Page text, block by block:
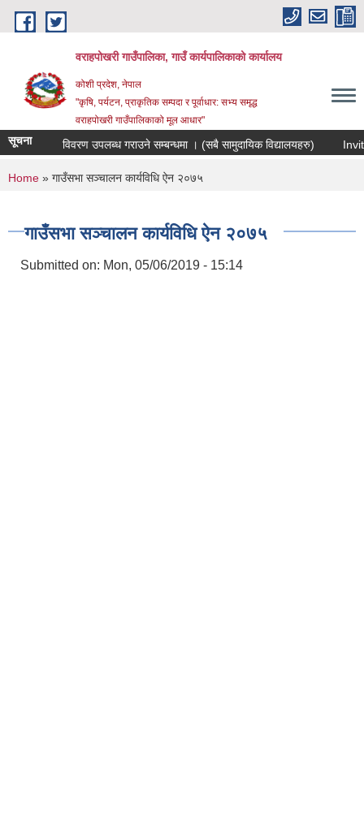
Skip to main content
वराहपोखरी गाउँपालिका, गाउँ कार्यपालिकाको कार्यालय
कोशी प्रदेश, नेपाल
"कृषि, पर्यटन, प्राकृतिक सम्पदा र पूर्वाधार: सभ्य समृद्ध
वराहपोखरी गाउँपालिकाको मूल आधार"
सूचना विवरण उपलब्ध गराउने सम्बन्धमा । (सबै सामुदायिक विद्यालयहरु)
You are here
Home » गाउँसभा सञ्चालन कार्यविधि ऐन २०७५
गाउँसभा सञ्चालन कार्यविधि ऐन २०७५
Submitted on: Mon, 05/06/2019 - 15:14